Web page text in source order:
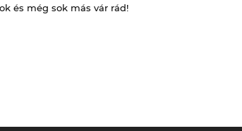
és még sok más vár rád!